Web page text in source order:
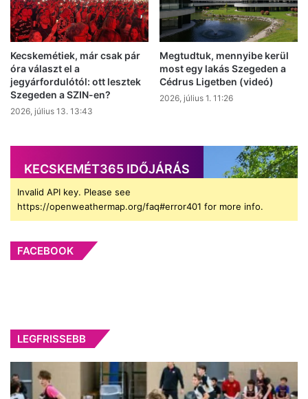
Kecskemétiek, már csak pár
óra választ el a
jegyárfordulótól: ott lesztek
Szegeden a SZIN-en?
2026, július 13. 13:43
Megtudtuk, mennyibe kerül
most egy lakás Szegeden a
Cédrus Ligetben (videó)
2026, július 1. 11:26
KECSKEMÉT365 IDŐJÁRÁS
Invalid API key. Please see
https://openweathermap.org/faq#error401 for more info.
FACEBOOK
LEGFRISSEBB